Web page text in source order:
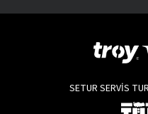
SETUR SERVİS